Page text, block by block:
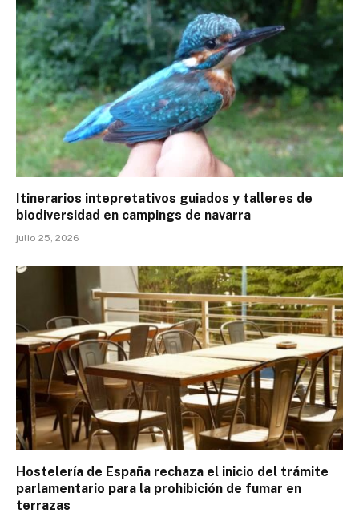
Itinerarios intepretativos guiados y talleres de
biodiversidad en campings de navarra
julio 25, 2026
Hostelería de España rechaza el inicio del trámite
parlamentario para la prohibición de fumar en
terrazas